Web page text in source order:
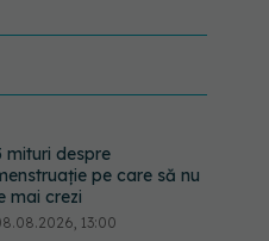
mituri despre
pe care să nu
mai crezi
13:00